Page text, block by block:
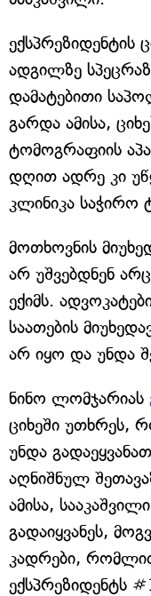
ექსპრეზიდენტის
ადგილზე
დამატებითი
გარდა ამისა,
ტომოგრაფიის
დღით ადრე კი
კლინიკა საჭირო
მოთხოვნის
არ უშვებდნენ
ექიმს.
საათების
არ იყო და უნდა
ნინო ლომჯარიას
ციხეში უთხრეს,
უნდა
აღნიშნულ
ამისა,
გადაიყვანეს,
კადრები,
ექსპრეზიდენტს